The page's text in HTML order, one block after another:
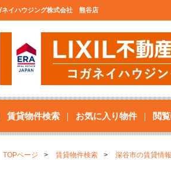
ネイハウジング株式会社 熊谷店
賃貸物件検索 お気に入り物件 閲
TOPページ 賃貸物件検索 深谷市の賃貸情